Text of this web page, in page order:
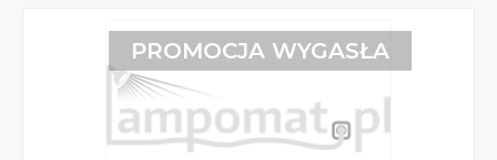
PROMOCJA WYGASŁA